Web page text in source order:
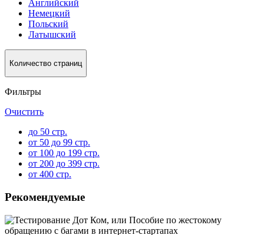
Английский
Немецкий
Польский
Латышский
Количество страниц
Фильтры
Очистить
до 50 стр.
от 50 до 99 стр.
от 100 до 199 стр.
от 200 до 399 стр.
от 400 стр.
Рекомендуемые